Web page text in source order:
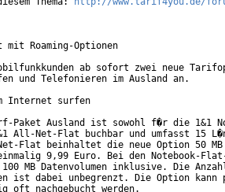
Roaming-Optionen
ab sofort zwei neue
und Telefonieren im Ausland an.
Internet surfen
Paket Ausland ist sowohl f�r die 1&1
All-Net-Flat buchbar und umfasst 15
Flat beinhaltet die neue Option 50 MB
9,99 Euro. Bei den Notebook-
MB Datenvolumen inklusive. Die
ist dabei unbegrenzt. Die Option kann
oft nachgebucht werden.